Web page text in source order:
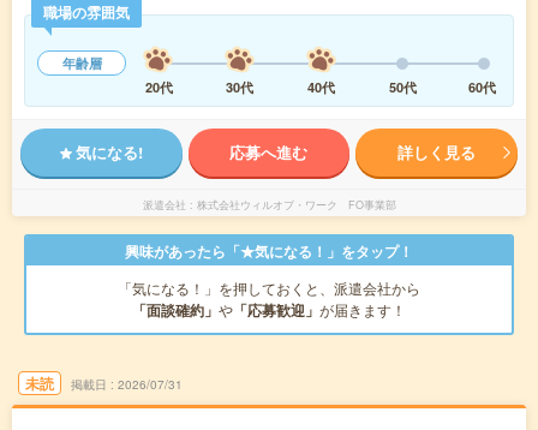
職場の雰囲気
年齢層
20代
30代 40代 50代 60代
気になる! 応募へ進む 詳しく見る
派遣会社 株式会社ウィルオブ・ワーク FO事業部
興味があったら「★気になる！」をタップ！
「気になる！」を押しておくと、派遣会社から
「面談確約」 や 「応募歓迎」 が届きます！
未読 掲載日 2026/07/31